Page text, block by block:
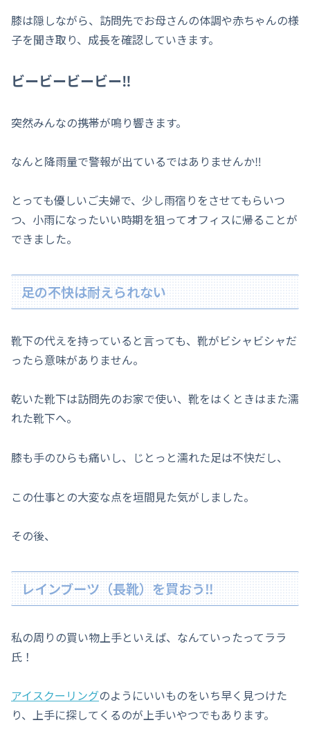
膝は隠しながら、訪問先でお母さんの体調や赤ちゃんの様
子を聞き取り、成長を確認していきます。
ビービービービー‼
突然みんなの携帯が鳴り響きます。
なんと降雨量で警報が出ているではありませんか‼
とっても優しいご夫婦で、少し雨宿りをさせてもらいつ
つ、小雨になったいい時期を狙ってオフィスに帰ることが
できました。
足の不快は耐えられない
靴下の代えを持っていると言っても、靴がビシャビシャだ
ったら意味がありません。
乾いた靴下は訪問先のお家で使い、靴をはくときはまた濡
れた靴下へ。
膝も手のひらも痛いし、じとっと濡れた足は不快だし、
この仕事との大変な点を垣間見た気がしました。
その後、
レインブーツ（長靴）を買おう‼
私の周りの買い物上手といえば、なんていったってララ
氏！
アイスクーリングのようにいいものをいち早く見つけた
り、上手に探してくるのが上手いやつでもあります。